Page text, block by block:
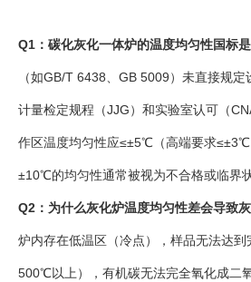
Q1：碳化灰化一体炉的温度均匀性国标
（如GB/T 6438、GB 5009）未直接规
计量检定规程（JJG）和实验室认可（
作区温度均匀性应≤±5℃（高端要求≤±3℃
±10℃的均匀性通常被视为不合格或临界状
Q2：为什么灰化炉温度均匀性差会导致
炉内存在低温区（冷点），样品无法达
500℃以上），有机碳无法完全氧化成二